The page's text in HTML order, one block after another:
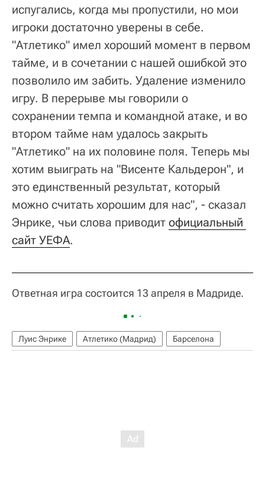
испугались, когда мы пропустили, но мои
игроки достаточно уверены в себе.
"Атлетико" имел хороший момент в первом
тайме, и в сочетании с нашей ошибкой это
позволило им забить. Удаление изменило
игру. В перерыве мы говорили о
сохранении темпа и командной атаке, и во
втором тайме нам удалось закрыть
"Атлетико" на их половине поля. Теперь мы
хотим выиграть на "Висенте Кальдерон", и
это единственный результат, который
можно считать хорошим для нас", - сказал
Энрике, чьи слова приводит официальный
сайт УЕФА.
Ответная игра состоится 13 апреля в Мадриде.
Луис Энрике Атлетико (Мадрид) Барселона